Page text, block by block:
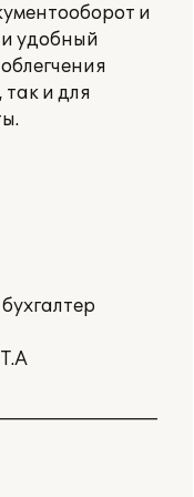
и
удобный
и для